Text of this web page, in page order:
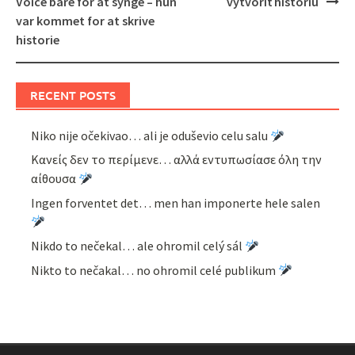
var kommet for at skrive
historie
RECENT POSTS
Niko nije očekivao… ali je oduševio celu salu
Κανείς δεν το περίμενε… αλλά εντυπωσίασε όλη την
αίθουσα
Ingen forventet det… men han imponerte hele salen
Nikdo to nečekal… ale ohromil celý sál
Nikto to nečakal… no ohromil celé publikum